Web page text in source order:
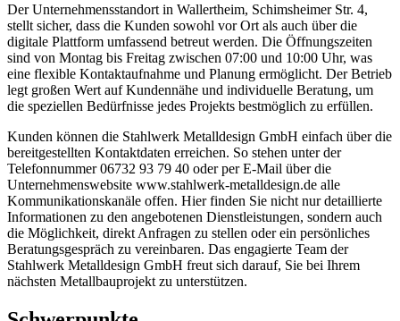
Der Unternehmensstandort in Wallertheim, Schimsheimer Str. 4,
stellt sicher, dass die Kunden sowohl vor Ort als auch über die
digitale Plattform umfassend betreut werden. Die Öffnungszeiten
sind von Montag bis Freitag zwischen 07:00 und 10:00 Uhr, was
eine flexible Kontaktaufnahme und Planung ermöglicht. Der Betrieb
legt großen Wert auf Kundennähe und individuelle Beratung, um
die speziellen Bedürfnisse jedes Projekts bestmöglich zu erfüllen.
Kunden können die Stahlwerk Metalldesign GmbH einfach über die
bereitgestellten Kontaktdaten erreichen. So stehen unter der
Telefonnummer 06732 93 79 40 oder per E-Mail über die
Unternehmenswebsite www.stahlwerk-metalldesign.de alle
Kommunikationskanäle offen. Hier finden Sie nicht nur detaillierte
Informationen zu den angebotenen Dienstleistungen, sondern auch
die Möglichkeit, direkt Anfragen zu stellen oder ein persönliches
Beratungsgespräch zu vereinbaren. Das engagierte Team der
Stahlwerk Metalldesign GmbH freut sich darauf, Sie bei Ihrem
nächsten Metallbauprojekt zu unterstützen.